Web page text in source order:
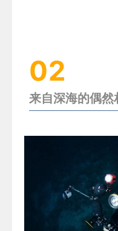
02
来自深海的偶然